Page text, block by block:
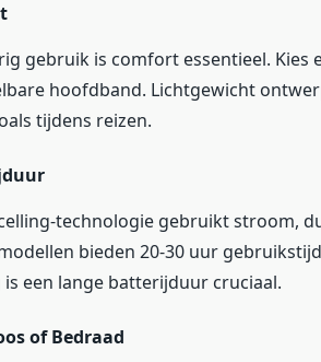
gebruik is comfort essentieel. Kies
hoofdband. Lichtgewicht
tijdens reizen.
technologie gebruikt stroom,
bieden 20-30 uur
een lange batterijduur cruciaal.
of Bedraad